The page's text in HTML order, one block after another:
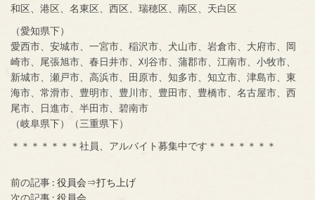
和区、港区、名東区、西区、瑞穂区、南区、天白区
（愛知県下）
愛西市、安城市、一宮市、稲沢市、犬山市、岩倉市、大府市、岡
崎市、尾張旭市、春日井市、刈谷市、蒲郡市、江南市、小牧市、
新城市、瀬戸市、高浜市、田原市、知多市、知立市、津島市、東
海市、常滑市、豊明市、豊川市、豊田市、豊橋市、名古屋市、西
尾市、日進市、半田市、碧南市
（岐阜県下）（三重県下）
＊＊＊＊＊＊＊社員、アルバイト募集中です＊＊＊＊＊＊＊
前の記事 : 役員会⇒打ち上げ